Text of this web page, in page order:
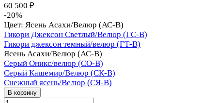
60 500 ₽
-20%
Цвет: Ясень Асахи/Велюр (АС-В)
Гикори Джексон Светлый/Велюр (ГС-В)
Гикори джексон темный/велюр (ГТ-В)
Ясень Асахи/Велюр (АС-В)
Серый Оникс/велюр (СО-В)
Серый Кашемир/Велюр (СК-В)
Снежный ясень/Велюр (СЯ-В)
В корзину